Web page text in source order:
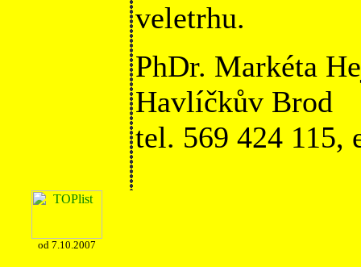
veletrhu.
PhDr. Markéta
Havlíčkův Brod
tel. 569 424 115,
od 7.10.2007